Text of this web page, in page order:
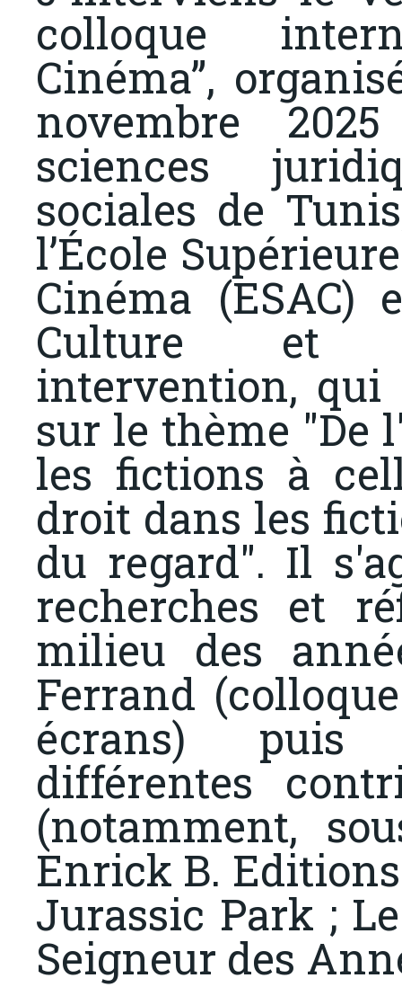
colloque
Cinéma”,
novembre
sciences
sociales de
l’École
Cinéma (ESAC)
Culture et
intervention,
sur le thème "De
les fictions à
droit dans les
du regard". Il
recherches et
milieu des
Ferrand
écrans) puis
différentes
(notamment,
Enrick B.
Jurassic Park ;
Seigneur des